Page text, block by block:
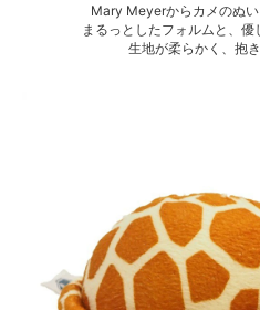
Mary Meyerからカメのぬい
まるっとしたフォルムと、優
生地が柔らかく、抱